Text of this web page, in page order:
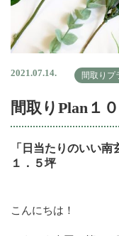
2021.07.14. 間取りプ
間取りPlan１０
「日当たりのいい
１．５坪
こんにちは！